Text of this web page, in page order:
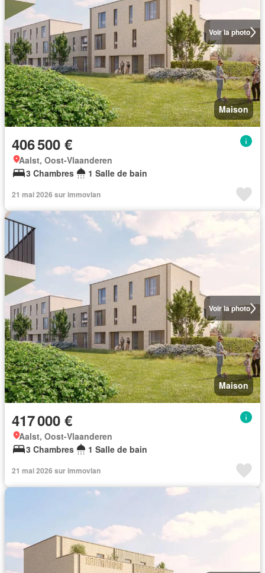
Voir la photo
Maison
406 500 €
Aalst, Oost-Vlaanderen
3 Chambres
1 Salle de bain
21 mai 2026 sur immovlan
Voir la photo
Maison
417 000 €
Aalst, Oost-Vlaanderen
3 Chambres
1 Salle de bain
21 mai 2026 sur immovlan